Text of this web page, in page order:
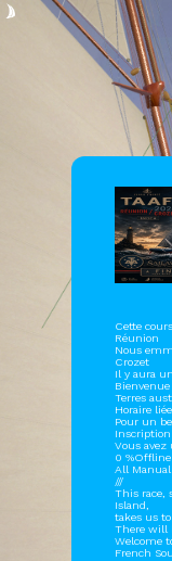
Cette
Réunion
Nous
Crozet
Il y aura
Terres
Horaire
Pour un
Vous
0 %Offline
All Manual
///
This race,
Island,
takes us
There will
Welcome
French